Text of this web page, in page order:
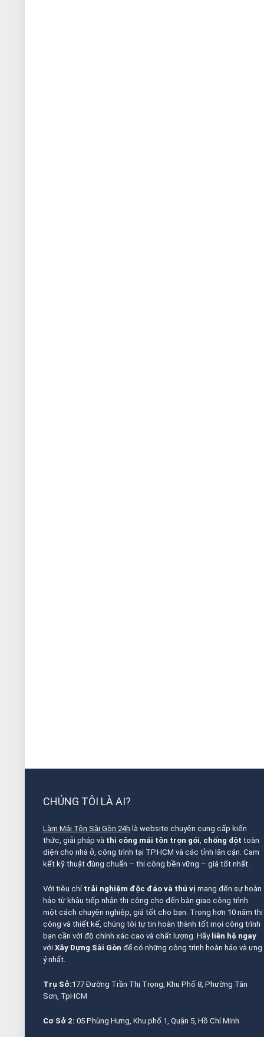
CHÚNG TÔI LÀ AI?
Làm Mái Tôn Sài Gòn 24h là website chuyên cung cấp kiến
thức, giải pháp và thi công mái tôn trọn gói, chống dột toàn
diện cho nhà ở, công trình tại TP.HCM và các tỉnh lân cận. Cam
kết kỹ thuật đúng chuẩn – thi công bền vững – giá tốt nhất.
Với tiêu chí trải nghiệm độc đáo và thú vị mang đến sự hoàn
hảo từ khâu tiếp nhận thi công cho đến bàn giao công trình
một cách chuyên nghiệp, giá tốt cho bạn. Trong hơn 10 năm thi
công và thiết kế, chúng tôi tự tin hoàn thành tốt mọi công trình
bạn cần với độ chính xác cao và chất lượng. Hãy liên hệ ngay
với Xây Dựng Sài Gòn để có những công trình hoàn hảo và ưng
ý nhất.
Trụ Sở:177 Đường Trần Thị Trọng, Khu Phố 8, Phường Tân
Sơn, TpHCM
Cơ Sở 2: 05 Phùng Hưng, Khu phố 1, Quận 5, Hồ Chí Minh